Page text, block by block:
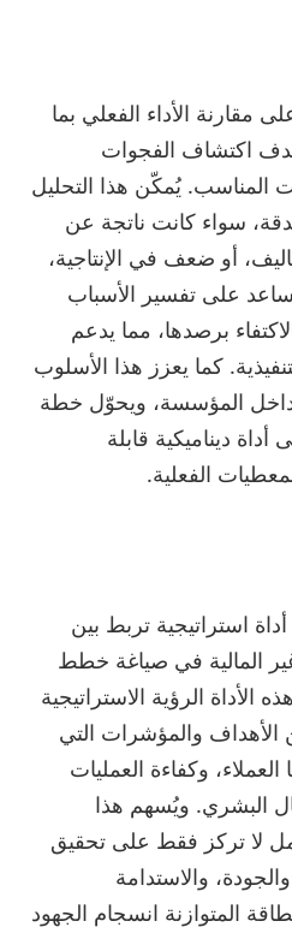
مقارنة الأداء الفعلي بما
اكتشاف الفجوات
المناسب. يُمكّن هذا التحليل
سواء كانت ناتجة عن
أو ضعف في الإنتاجية،
على تفسير الأسباب
برصدها، مما يدعم
كما يعزز هذا الأسلوب
داخل المؤسسة، ويحوّل خطة
ديناميكية قابلة
الفعلية.
استراتيجية تربط بين
غير المالية في صياغة خطط
الأداة الرؤية الاستراتيجية
والمؤشرات التي
وكفاءة العمليات
البشري. ويُسهم هذا
لا تركز فقط على تحقيق
والجودة، والاستدامة
المتوازنة انسجام الجهود